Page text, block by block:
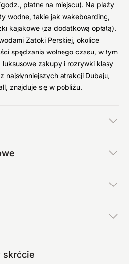
płatne na miejscu). Na plaży
wodne, takie jak wakeboarding,
kajakowe (za dodatkową opłatą).
Zatoki Perskiej, okolice
spędzania wolnego czasu, w tym
luksusowe zakupy i rozrywki klasy
najsłynniejszych atrakcji Dubaju,
znajduje się w pobliżu.
skrócie